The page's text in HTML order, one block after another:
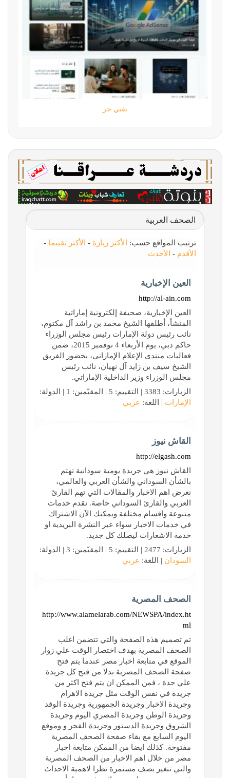
تقني حر
الصحف العربية
ترتيب المواقع حسب: الأكثر زيارة - الأكثر تقييما -
الأقدم - الأحدث
العين الإخبارية
http://al-ain.com
العين الإخبارية، صحيفة إلكترونية إماراتية
المنشأ، أطلقها الشيخ محمد بن راشد آل مكتوم،
نائب رئيس دولة الإمارات رئيس مجلس الوزراء
حاكم دبي، يوم الأربعاء 4 نوفمبر 2015، ضمن
فعاليات منتدى الإعلام الإماراتي، بحضور الفريق
الشيخ سيف بن زايد آل نهيان، نائب رئيس
مجلس الوزراء وزير الداخلية الإماراتي.
الزيارات: 3383 | التقييم: 5 | المقيّمين: 1 | الدولة:
الإمارات | اللغة: عربي
القاش نيوز
http://elgash.com
القاش نيوز هي جريدة يومية سودانية تهتم
بالشأن السوداني والشأن العربي والعالمي،
نعرض اهم الاخبار والمقالات التي تهم القارئ
العربي والقارئ السوداني خاصة. نقدم خدمات
متنوعة واقسام مختلفة ويمكنك الآن الاشتراك
في خدمات الاخبار سواء عبر النشرة البريدية او
خدمة الاشعارات ليصلك كل جديد.
الزيارات: 2477 | التقييم: 5 | المقيّمين: 3 | الدولة:
السودان | اللغة: عربي
الصحف المصرية
http://www.alamelarab.com/NEWSPA/index.ht
ml
تم تصميم هذه الصفحة والتي تتضمن اغلب
الصحف المصرية بهدف اختصار الوقت علي زوار
الموقع في متابعة اخبار مصر عندما يتم فتح
صفحة الصحف المصرية بدلا من فتح كل جريدة
علي حدة ، فمن الممكن ان يتم فتح اكثر من
جريدة في نفس الوقت مثل جريدة الاهرام
وجريدة الاخبار وجريدة الجمهورية وجريدة الوفد
وجريدة الوطن وجريدة المصري اليوم وجريدة
الشروق وجريدة الدستور وجريدة الفجر و وموقع
اليوم السابع مع بقاء صفحة الصحف المصرية
مفتوحة. كذلك ايضا من الممكن متابعة اخبار
مصر من خلال اهم الاخبار من الصحف المصرية
والتي تتغير بصف مستمرة نظرا لاهمية الاحداث